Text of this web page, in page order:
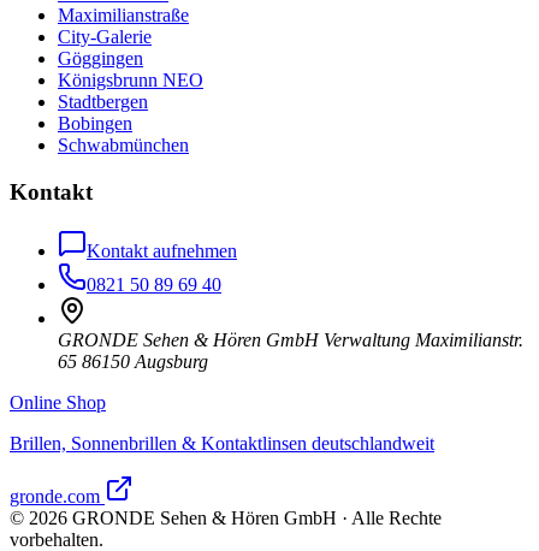
Maximilianstraße
City-Galerie
Göggingen
Königsbrunn NEO
Stadtbergen
Bobingen
Schwabmünchen
Kontakt
Kontakt aufnehmen
0821 50 89 69 40
GRONDE Sehen & Hören GmbH Verwaltung Maximilianstr.
65 86150 Augsburg
Online Shop
Brillen, Sonnenbrillen & Kontaktlinsen deutschlandweit
gronde.com
© 2026 GRONDE Sehen & Hören GmbH · Alle Rechte
vorbehalten.